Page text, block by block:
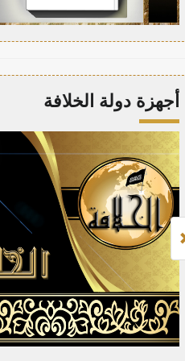
أجهزة دولة الخلافة